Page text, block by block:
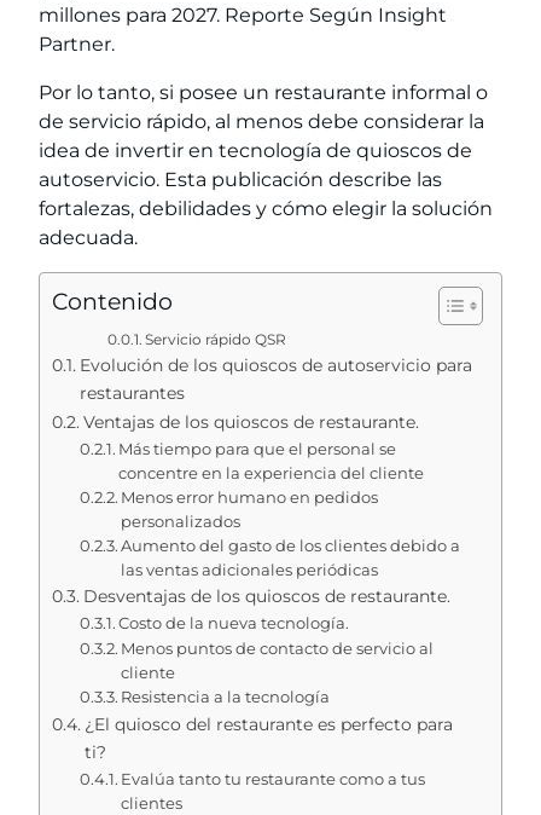
millones para 2027. Reporte Según Insight
Partner.
Por lo tanto, si posee un restaurante informal o
de servicio rápido, al menos debe considerar la
idea de invertir en tecnología de quioscos de
autoservicio. Esta publicación describe las
fortalezas, debilidades y cómo elegir la solución
adecuada.
Contenido
Servicio rápido QSR
Evolución de los quioscos de autoservicio para
restaurantes
Ventajas de los quioscos de restaurante.
Más tiempo para que el personal se
concentre en la experiencia del cliente
Menos error humano en pedidos
personalizados
Aumento del gasto de los clientes debido a
las ventas adicionales periódicas
Desventajas de los quioscos de restaurante.
Costo de la nueva tecnología.
Menos puntos de contacto de servicio al
cliente
Resistencia a la tecnología
¿El quiosco del restaurante es perfecto para
ti?
Evalúa tanto tu restaurante como a tus
clientes